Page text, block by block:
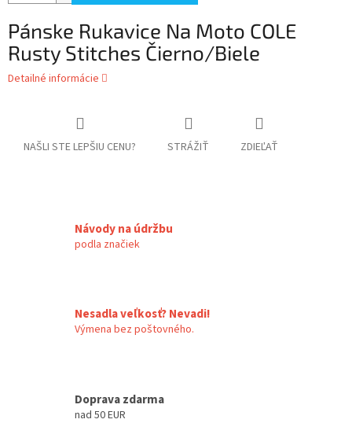
Pánske Rukavice Na Moto COLE
Rusty Stitches Čierno/Biele
Detailné informácie
NAŠLI STE LEPŠIU CENU? STRÁŽIŤ ZDIEĽAŤ
Návody na údržbu
podla značiek
Nesadla veľkosť? Nevadi!
Výmena bez poštovného.
Doprava zdarma
nad 50 EUR